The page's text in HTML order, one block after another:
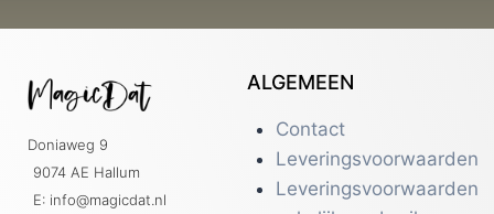
Doniaweg 9
9074 AE Hallum
E: info@magicdat.nl
ALGEMEEN
Contact
Leveringsvoorwaarden
Leveringsvoorwaarden